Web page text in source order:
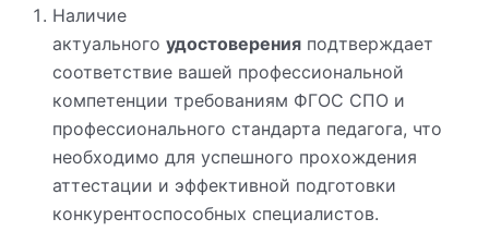
Наличие
актуального удостоверения подтверждает
соответствие вашей профессиональной
компетенции требованиям ФГОС СПО и
профессионального стандарта педагога, что
необходимо для успешного прохождения
аттестации и эффективной подготовки
конкурентоспособных специалистов.